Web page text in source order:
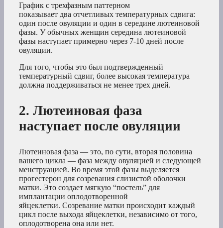
График с трехфазным паттерном
показывает два отчетливых температурных сдвига:
один после овуляции и один в середине лютеиновой
фазы. У обычных женщин середина лютеиновой
фазы наступает примерно через 7-10 дней после
овуляции.
Для того, чтобы это был подтвержденный
температурный сдвиг, более высокая температура
должна поддерживаться не менее трех дней.
2. Лютеиновая фаза
наступает после овуляции
Лютеиновая фаза — это, по сути, вторая половина
вашего цикла — фаза между овуляцией и следующей
менструацией. Во время этой фазы выделяется
прогестерон для созревания слизистой оболочки
матки. Это создает мягкую “постель” для
имплантации оплодотворенной
яйцеклетки. Созревание матки происходит каждый
цикл после выхода яйцеклетки, независимо от того,
оплодотворена она или нет.